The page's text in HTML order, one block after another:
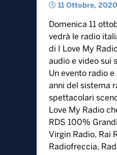
11 Ottobre, 2020
Domenica 11
vedrà le radio
di I Love My
audio e video sui
Un evento radio
anni del sistema
spettacolari
Love My Radio
RDS 100%
Virgin Radio, Rai
Radiofreccia,